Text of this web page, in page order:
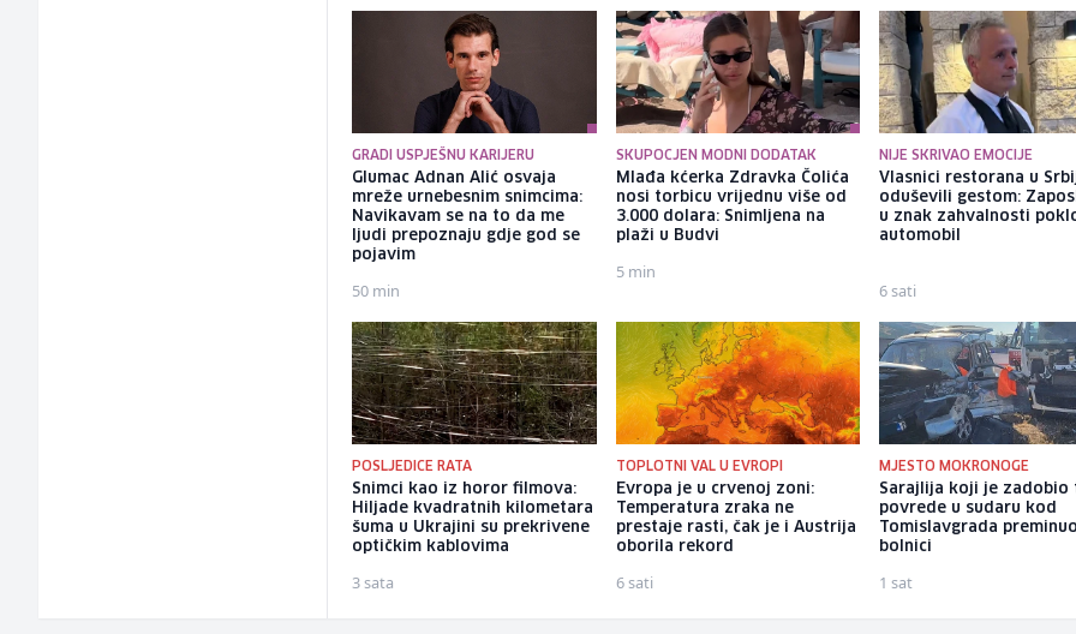
GRADI USPJEŠNU KARIJERU
Glumac Adnan Alić osvaja
mreže urnebesnim snimcima:
Navikavam se na to da me
ljudi prepoznaju gdje god se
pojavim
50 min
SKUPOCJEN MODNI DODATAK
Mlađa kćerka Zdravka Čolića
nosi torbicu vrijednu više od
3.000 dolara: Snimljena na
plaži u Budvi
5 min
NIJE SKRIVAO EMOCIJE
Vlasnici restorana u Srbiji
oduševili gestom:
u znak zahvalnosti
automobil
6 sati
POSLJEDICE RATA
Snimci kao iz horor filmova:
Hiljade kvadratnih kilometara
šuma u Ukrajini su prekrivene
optičkim kablovima
3 sata
TOPLOTNI VAL U EVROPI
Evropa je u crvenoj zoni:
Temperatura zraka ne
prestaje rasti, čak je i Austrija
oborila rekord
6 sati
MJESTO MOKRONOGE
Sarajlija koji je zadobio
povrede u sudaru kod
Tomislavgrada
bolnici
1 sat